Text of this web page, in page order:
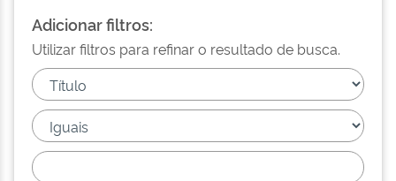
Adicionar filtros:
Utilizar filtros para refinar o resultado de busca.